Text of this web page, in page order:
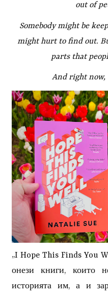
out of
Somebody might be
might hurt to find out.
parts that
And right now,
„I Hope This Finds You
онези книги, които
историята им, а и